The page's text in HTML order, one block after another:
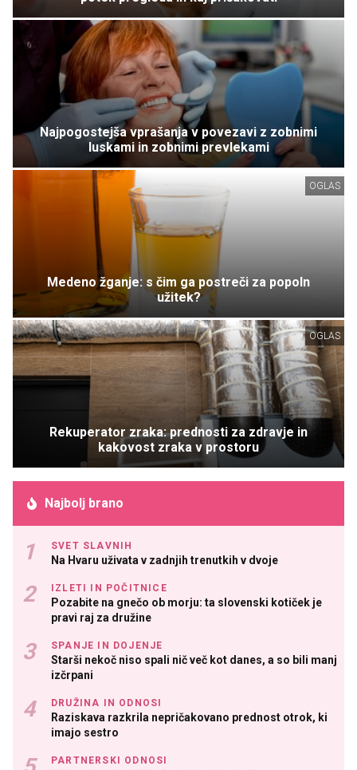
Najpogostejša vprašanja v povezavi z zobnimi
luskami in zobnimi prevlekami
OGLAS
Medeno žganje: s čim ga postreči za popoln
užitek?
OGLAS
Rekuperator zraka: prednosti za zdravje in
kakovost zraka v prostoru
Najbolj brano
SVET SLAVNIH
Na Hvaru uživata v zadnjih trenutkih v dvoje
IZLETI IN POČITNICE
Pozabite na gnečo ob morju: ta slovenski kotiček je
pravi raj za družine
SPANJE IN DOJENJE
Starši nekoč niso spali nič več kot danes, a so bili manj
izčrpani
DRUŽINA IN ODNOSI
Raziskava razkrila nepričakovano prednost otrok, ki
imajo sestro
PARTNERSKI ODNOSI